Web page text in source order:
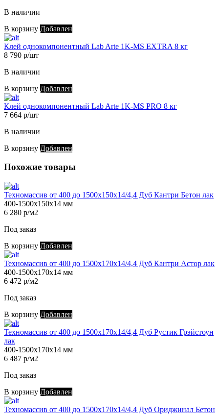
В наличии
В корзину Добавлен
Клей однокомпонентный Lab Arte 1K-MS EXTRA 8 кг
8 790 р/шт
В наличии
В корзину Добавлен
Клей однокомпонентный Lab Arte 1K-MS PRO 8 кг
7 664 р/шт
В наличии
В корзину Добавлен
Похожие товары
Техномассив от 400 до 1500х150х14/4,4 Дуб Кантри Бетон лак
400-1500х150х14 мм
6 280 р/м2
Под заказ
В корзину Добавлен
Техномассив от 400 до 1500х170х14/4,4 Дуб Кантри Астор лак
400-1500х170х14 мм
6 472 р/м2
Под заказ
В корзину Добавлен
Техномассив от 400 до 1500х170х14/4,4 Дуб Рустик Грэйстоун
лак
400-1500х170х14 мм
6 487 р/м2
Под заказ
В корзину Добавлен
Техномассив от 400 до 1500х170х14/4,4 Дуб Ориджинал Бетон